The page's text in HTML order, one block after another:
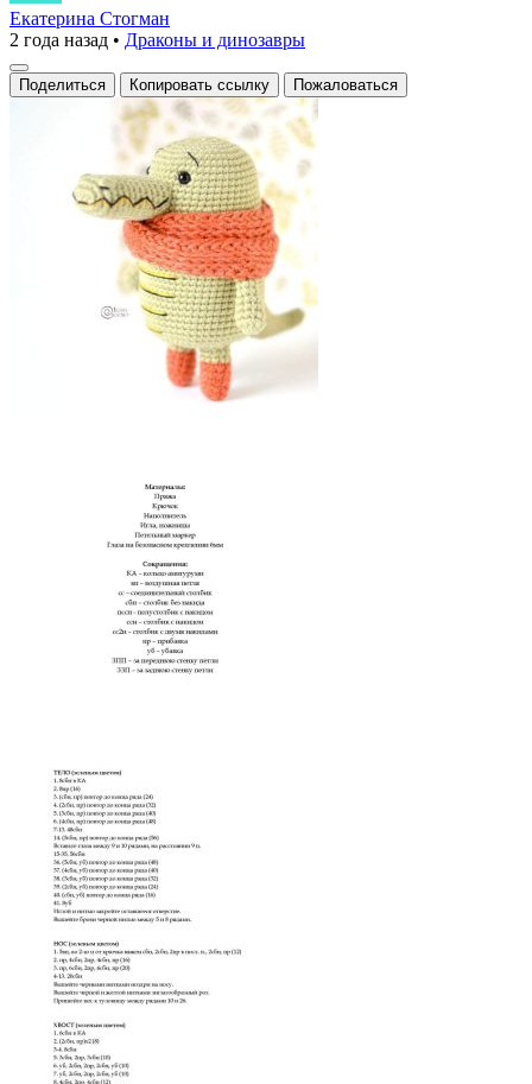
крокодил
в
шарфике
Екатерина Стогман
2 года назад • Драконы и динозавры
Поделиться Копировать ссылку Пожаловаться